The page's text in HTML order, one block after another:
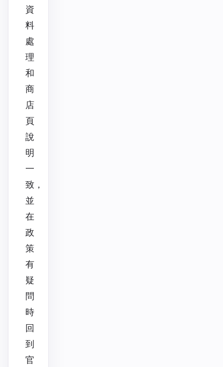
資
料
處
理
和
商
店
頁
說
明
一
致，
並
在
政
策
有
疑
問
時
回
到
官